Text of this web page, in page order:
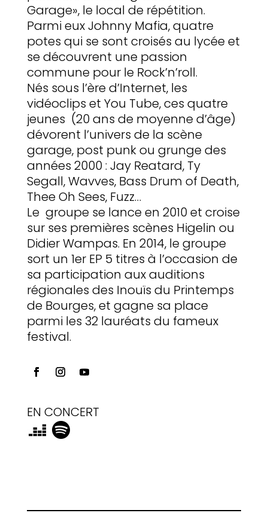
Garage», le local de répétition.
Parmi eux Johnny Mafia, quatre
potes qui se sont croisés au lycée et
se découvrent une passion
commune pour le Rock’n’roll.
Nés sous l’ère d’Internet, les
vidéoclips et You Tube, ces quatre
jeunes (20 ans de moyenne d’âge)
dévorent l’univers de la scène
garage, post punk ou grunge des
années 2000 : Jay Reatard, Ty
Segall, Wavves, Bass Drum of Death,
Thee Oh Sees, Fuzz…
Le groupe se lance en 2010 et croise
sur ses premières scènes Higelin ou
Didier Wampas. En 2014, le groupe
sort un 1er EP 5 titres à l’occasion de
sa participation aux auditions
régionales des Inouïs du Printemps
de Bourges, et gagne sa place
parmi les 32 lauréats du fameux
festival.
EN CONCERT